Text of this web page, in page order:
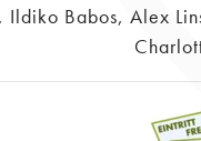
Ildiko Babos, Alex